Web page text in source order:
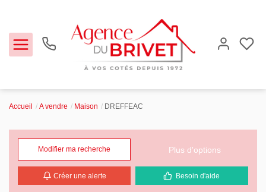
Acheter
Louer
Accueil A vendre Maison DREFFEAC
Modifier ma recherche Plus d'options
Créer une alerte Besoin d'aide